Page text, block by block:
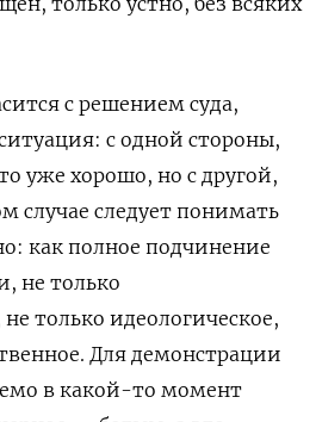
с решением суда,
с одной стороны,
уже хорошо, но с другой,
случае следует понимать
как полное подчинение
не только
только идеологическое,
Для демонстрации
в какой-то момент